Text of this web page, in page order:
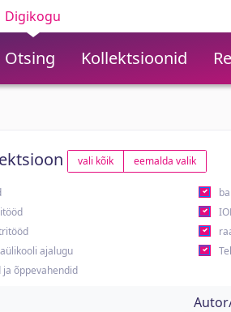
Digikogu
Otsing Kollektsioonid
vali kõik eemalda valik
ajalugu
ja õppevahendid